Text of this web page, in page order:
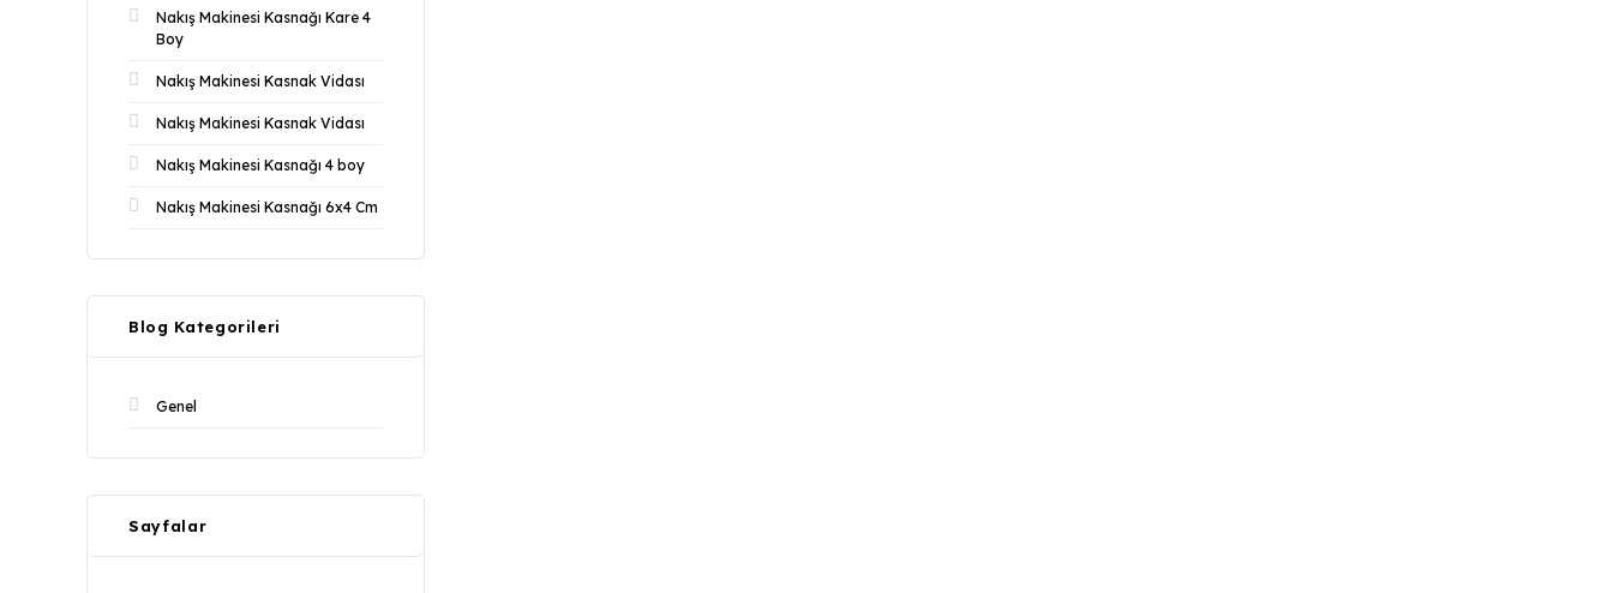
Nakış Makinesi Kasnağı Kare 4
Boy
Nakış Makinesi Kasnak Vidası
Nakış Makinesi Kasnak Vidası
Nakış Makinesi Kasnağı 4 boy
Nakış Makinesi Kasnağı 6x4 Cm
Blog Kategorileri
Genel
Sayfalar